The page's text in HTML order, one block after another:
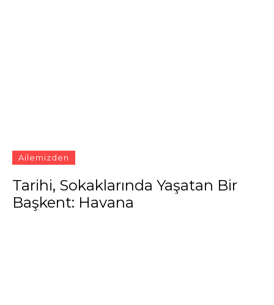
Ailemizden
Tarihi, Sokaklarında Yaşatan Bir
Başkent: Havana